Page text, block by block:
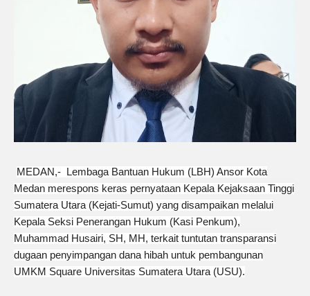
MEDAN,- Lembaga Bantuan Hukum (LBH) Ansor Kota
Medan merespons keras pernyataan Kepala Kejaksaan Tinggi
Sumatera Utara (Kejati-Sumut) yang disampaikan melalui
Kepala Seksi Penerangan Hukum (Kasi Penkum),
Muhammad Husairi, SH, MH, terkait tuntutan transparansi
dugaan penyimpangan dana hibah untuk pembangunan
UMKM Square Universitas Sumatera Utara (USU).